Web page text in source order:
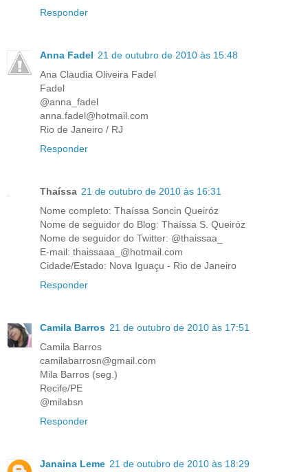
Responder
Anna Fadel 21 de outubro de 2010 às 15:48
Ana Claudia Oliveira Fadel
Fadel
@anna_fadel
anna.fadel@hotmail.com
Rio de Janeiro / RJ
Responder
Thaíssa 21 de outubro de 2010 às 16:31
Nome completo: Thaíssa Soncin Queiróz
Nome de seguidor do Blog: Thaíssa S. Queiróz
Nome de seguidor do Twitter: @thaissaa_
E-mail: thaissaaa_@hotmail.com
Cidade/Estado: Nova Iguaçu - Rio de Janeiro
Responder
Camila Barros 21 de outubro de 2010 às 17:51
Camila Barros
camilabarrosn@gmail.com
Mila Barros (seg.)
Recife/PE
@milabsn
Responder
Janaina Leme 21 de outubro de 2010 às 18:29